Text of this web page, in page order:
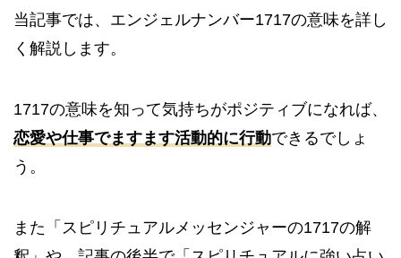
当記事では、エンジェルナンバー1717の意味を詳し
く解説します。
1717の意味を知って気持ちがポジティブになれば、
恋愛や仕事でますます活動的に行動できるでしょ
う。
また「スピリチュアルメッセンジャーの1717の解